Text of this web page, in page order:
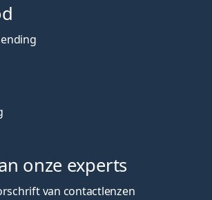
onze experts
van contactlenzen